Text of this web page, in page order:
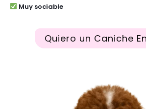
Muy sociable
Quiero un Caniche